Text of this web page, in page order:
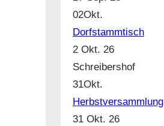
02Okt.
Dorfstammtisch
2 Okt. 26
Schreibershof
31Okt.
Herbstversammlung
31 Okt. 26